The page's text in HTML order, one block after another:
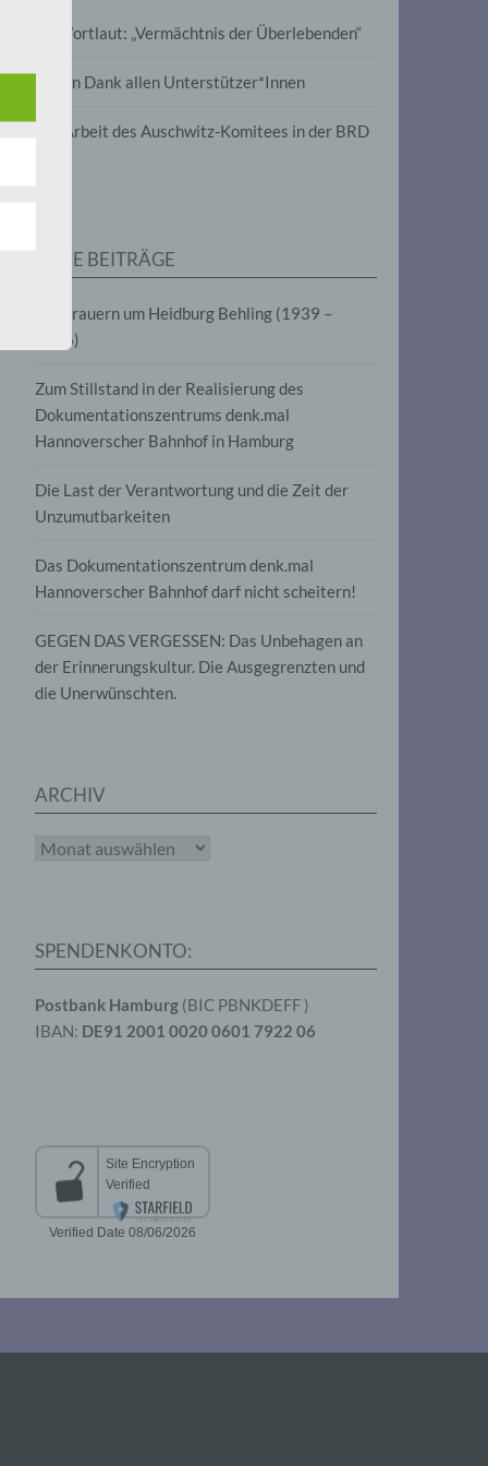
Im Wortlaut: „Vermächtnis der Überlebenden“
Vielen Dank allen Unterstützer*Innen
Zur Arbeit des Auschwitz-Komitees in der BRD
NEUE BEITRÄGE
Wir trauern um Heidburg Behling (1939 –
2026)
Zum Stillstand in der Realisierung des
Dokumentationszentrums denk.mal
Hannoverscher Bahnhof in Hamburg
Die Last der Verantwortung und die Zeit der
Unzumutbarkeiten
Das Dokumentationszentrum denk.mal
Hannoverscher Bahnhof darf nicht scheitern!
GEGEN DAS VERGESSEN: Das Unbehagen an
der Erinnerungskultur. Die Ausgegrenzten und
die Unerwünschten.
ARCHIV
Archiv
SPENDENKONTO:
Postbank Hamburg (BIC PBNKDEFF )
IBAN: DE91 2001 0020 0601 7922 06